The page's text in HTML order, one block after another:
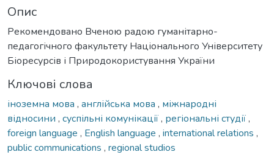
Опис
Рекомендовано Вченою радою гуманітарно-
педагогічного факультету Національного Університету
Біоресурсів і Природокористування України
Ключові слова
іноземна мова , англійська мова , міжнародні
відносини , суспільні комунікації, регіональні студії,
foreign language , English language , international relations ,
public communications , regional studios